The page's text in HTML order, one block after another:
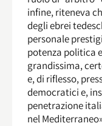
infine, riteneva
degli ebrei
personale
potenza politica
grandissima,
e, di riflesso,
democratici e,
penetrazione
nel